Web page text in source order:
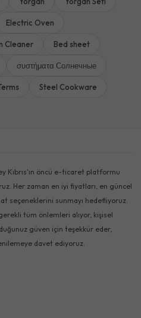
Electric Oven
Cleaner Bed sheet
συστήματα Солнечные
Steel Cookware
Kıbrıs'ın öncü e-ticaret platformu
Her zaman en iyi fiyatları, en güncel
seçeneklerini sunmayı hedefliyoruz.
tüm önlemleri alıyor, kişisel
güven için teşekkür eder,
davet ediyoruz.